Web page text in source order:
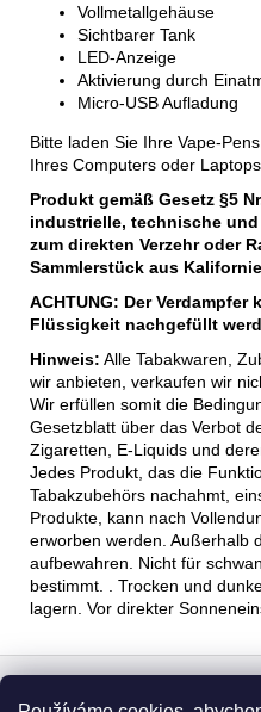
Vollmetallgehäuse
Sichtbarer Tank
LED-Anzeige
Aktivierung durch
Micro-USB Aufladung
Bitte laden Sie Ihre Vape-
Ihres Computers oder Laptops
Produkt gemäß Gesetz §5
industrielle, technische
zum direkten Verzehr oder
Sammlerstück aus
ACHTUNG: Der
Flüssigkeit nachgefüllt
Hinweis: Alle Tabakwaren,
wir anbieten, verkaufen wir
Wir erfüllen somit die
Gesetzblatt über das Verbot
Zigaretten, E-Liquids und
Jedes Produkt, das die
Tabakzubehörs nachahmt,
Produkte, kann nach
erworben werden. Außerhalb
aufbewahren. Nicht für
bestimmt. . Trocken und
lagern. Vor direkter
F